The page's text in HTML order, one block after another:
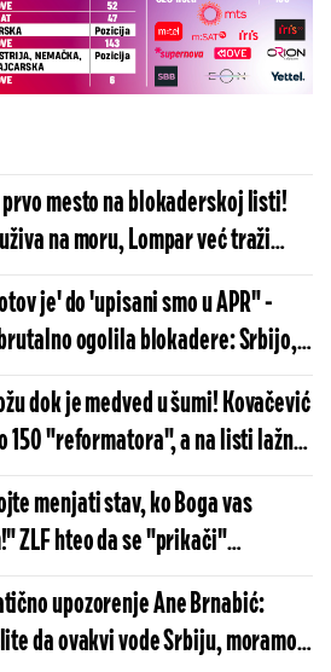
prvo mesto na blokaderskoj listi!
na moru, Lompar već traži
je' do 'upisani smo u APR" -
ogolila blokadere: Srbijo,
revolucija konačno ima
broj
dok je medved u šumi! Kovačević
150 "reformatora", a na listi lažnih
opšte rasulo (FOTO)
menjati stav, ko Boga vas
ZLF hteo da se "prikači"
listi, pa usledio hladan tuš
upozorenje Ane Brnabić:
da ovakvi vode Srbiju, moramo